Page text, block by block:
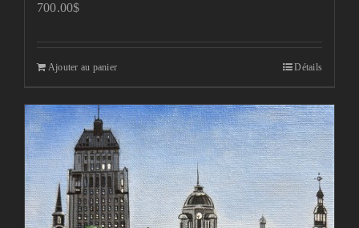
700.00$
Ajouter au panier Détails